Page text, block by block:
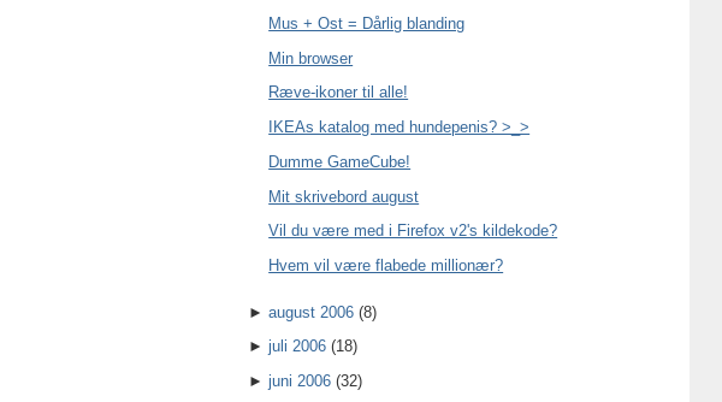
Mus + Ost = Dårlig blanding
Min browser
Ræve-ikoner til alle!
IKEAs katalog med hundepenis? >_>
Dumme GameCube!
Mit skrivebord august
Vil du være med i Firefox v2's kildekode?
Hvem vil være flabede millionær?
►august 2006 (8)
►juli 2006 (18)
►juni 2006 (32)